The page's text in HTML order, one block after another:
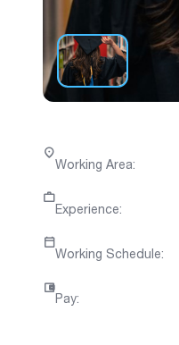
Working Area:
Experience:
Working Schedule:
Pay: